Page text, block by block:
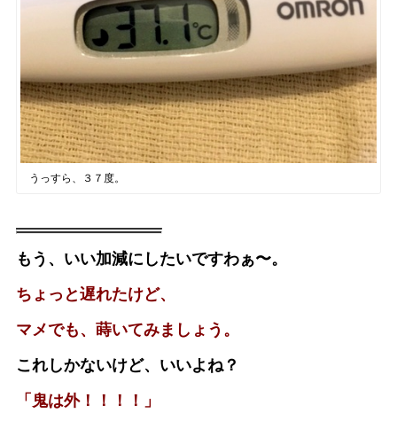
うっすら、３７度。
もう、いい加減にしたいですわぁ〜。
ちょっと遅れたけど、
マメでも、蒔いてみましょう。
これしかないけど、いいよね？
「鬼は外！！！！」